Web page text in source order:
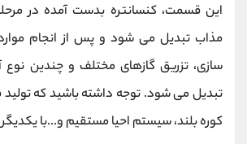
این قسمت، کنسانتره بدست آمده در
مذاب تبدیل می شود و پس از انجام
سازی، تزریق گازهای مختلف و چندین نوع
تبدیل می شود. توجه داشته باشید که
کوره بلند، سیستم احیا مستقیم و...با